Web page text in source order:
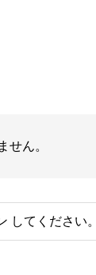
せん。
してください。